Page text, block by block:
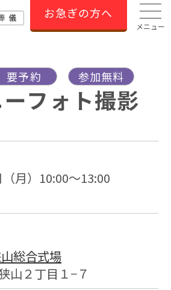
お急ぎの方へ
メニュー
要予約 参加無料
フォト撮影
月）10:00～13:00
総合式場
山２丁目１−７